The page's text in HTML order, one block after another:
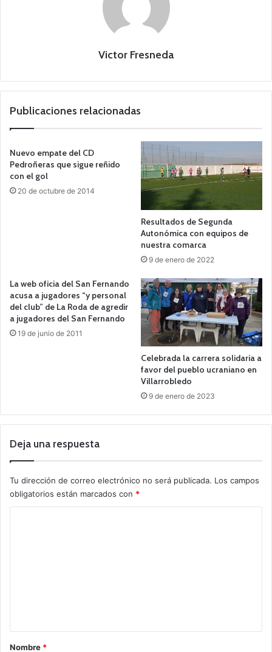
Victor Fresneda
Publicaciones relacionadas
Nuevo empate del CD
Pedroñeras que sigue reñido
con el gol
20 de octubre de 2014
Resultados de Segunda
Autonómica con equipos de
nuestra comarca
9 de enero de 2022
La web oficia del San Fernando
acusa a jugadores “y personal
del club” de La Roda de agredir
a jugadores del San Fernando
19 de junio de 2011
Celebrada la carrera solidaria a
favor del pueblo ucraniano en
Villarrobledo
9 de enero de 2023
Deja una respuesta
Tu dirección de correo electrónico no será publicada. Los campos
obligatorios están marcados con *
r
Nombre *